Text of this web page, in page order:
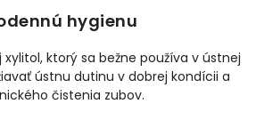
hygienu
xylitol, ktorý sa bežne používa v ústnej
ústnu dutinu v dobrej kondícii a
čistenia zubov.